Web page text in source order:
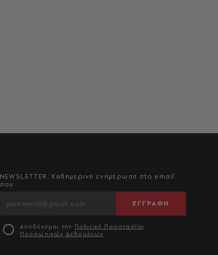
NEWSLETTER: Καθημερινή ενημέρωση στο email
σου
ΕΓΓΡΑΦΗ
Αποδέχομαι την Πολιτική Προστασίας
Προσωπικών Δεδομένων